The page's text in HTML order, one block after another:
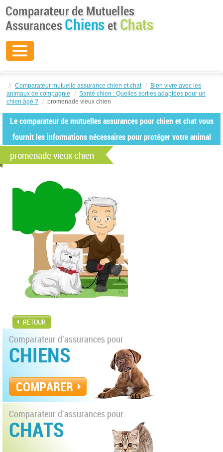
// Comparateur mutuelle assurance chien et chat /
Bien vivre avec les
animaux de compagnie
/ Santé chien : Quelles sorties adaptées pour un
chien âgé ? / promenade vieux chien
Le comparateur de mutuelles assurances pour chien et chat vous
fournit les informations nécessaires pour protéger votre animal
promenade vieux chien
RETOUR
Comparateur d'assurances pour
CHIENS
COMPARER
Comparateur d'assurances pour
CHATS